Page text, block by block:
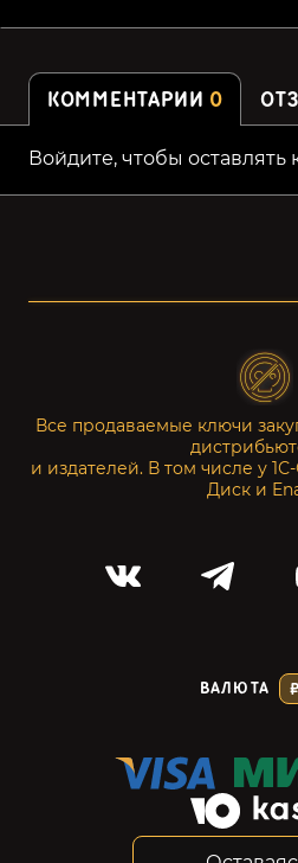
КОММЕНТАРИИ 0
Войдите, чтобы
Все продаваемые ключи
и издателей. В том числе у
Диск и
ВАЛЮТА ₽